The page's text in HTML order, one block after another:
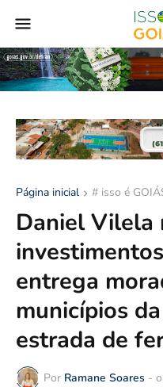
Página inicial # isso é
Daniel Vilela
entrega
municípios
estrada de
Por Ramane Soares -